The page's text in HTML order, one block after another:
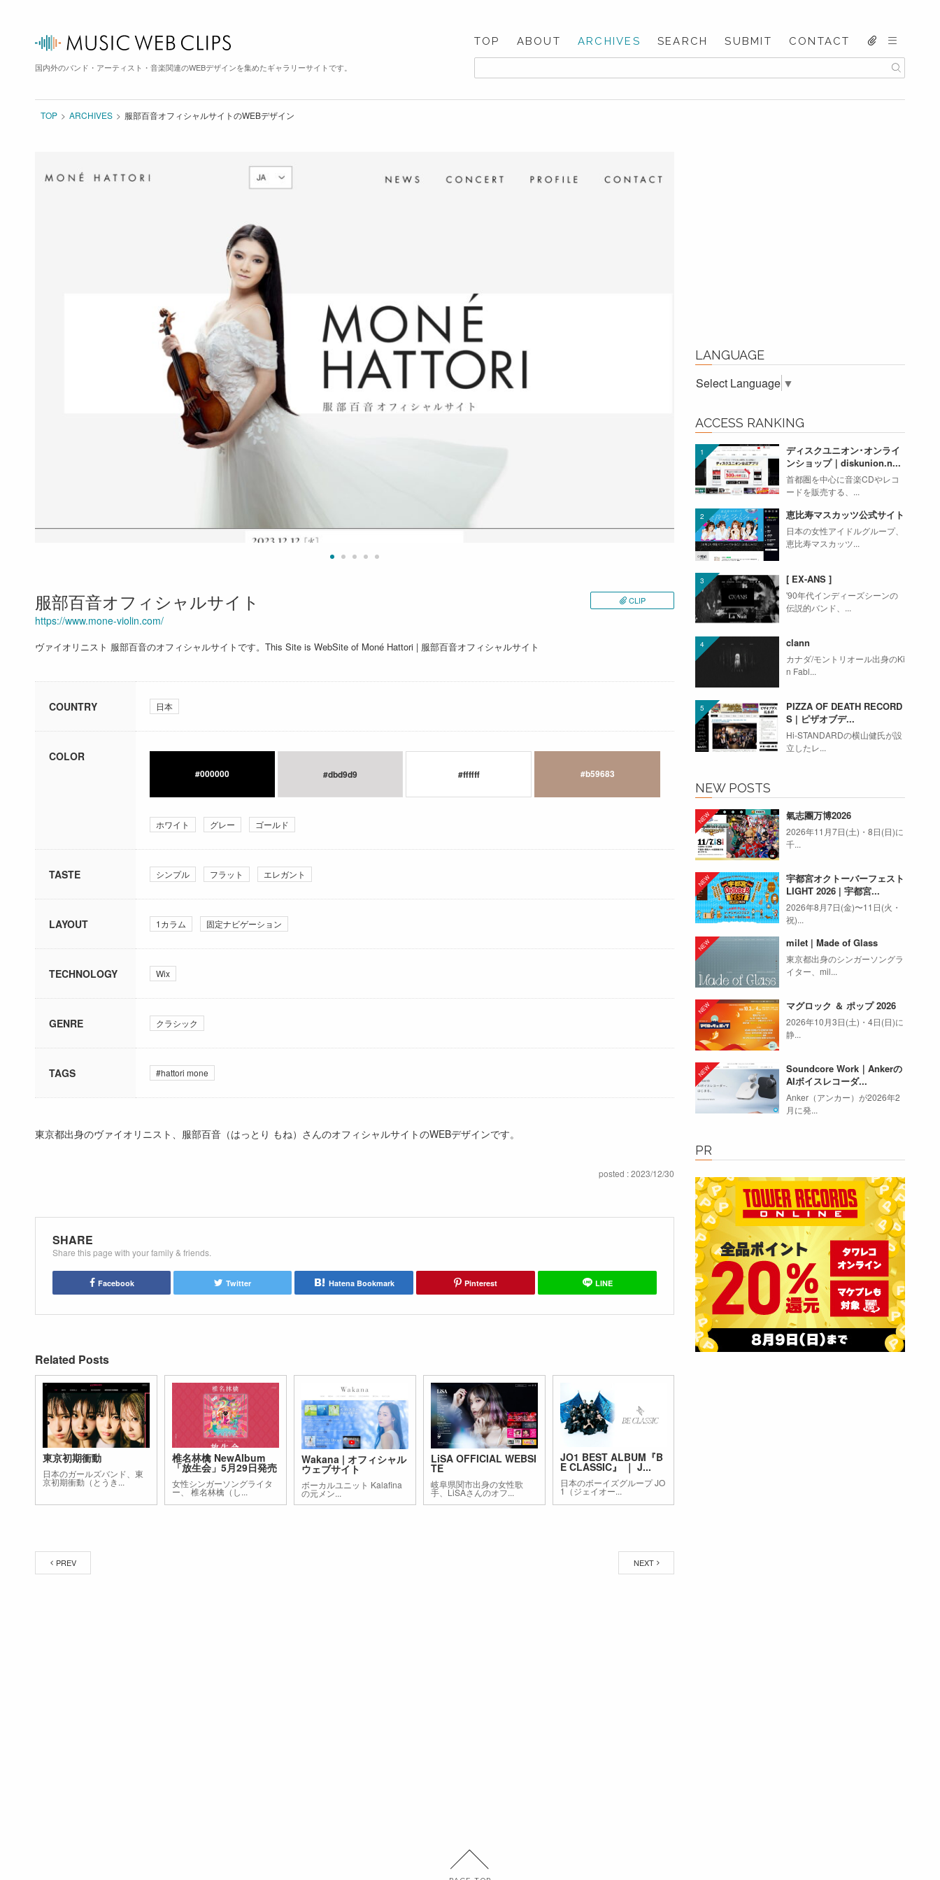
国内外のバンド・アーティスト・音楽関連のWEBデザインを集めたギャラリーサイトです。
TOP ABOUT ARCHIVES SEARCH SUBMIT CONTACT
TOP ARCHIVES 服部百音オフィシャルサイトのWEBデザイン
服部百音オフィシャルサイト
https://www.mone-violin.com/
ヴァイオリニスト 服部百音のオフィシャルサイトです。This Site is WebSite of Moné Hattori | 服部百音オフィシャルサイト
CLIP
COUNTRY 日本
COLOR
#000000 #dbd9d9 #ffffff #b59683
ホワイト グレー ゴールド
TASTE シンプル フラット エレガント
LAYOUT 1カラム 固定ナビゲーション
TECHNOLOGY Wix
GENRE クラシック
TAGS #hattori mone
東京都出身のヴァイオリニスト、服部百音（はっとり もね）さんのオフィシャルサイトのWEBデザインです。
posted : 2023/12/30
SHARE
Share this page with your family & friends.
Facebook Twitter Hatena Bookmark Pinterest LINE
Related Posts
東京初期衝動
日本のガールズバンド、東
京初期衝動（とうき...
椎名林檎 NewAlbum
「放生会」5月29日発売
女性シンガーソングライタ
ー、 椎名林檎（し...
Wakana | オフィシャル
ウェブサイト
ボーカルユニット Kalafina
の元メン...
LiSA OFFICIAL WEBSI
TE
岐阜県関市出身の女性歌
手、LiSAさんのオフ...
JO1 BEST ALBUM『B
E CLASSIC』 ｜ J...
日本のボーイズグループ JO
1（ジェイオー...
PREV NEXT
LANGUAGE
Select Language ▼
ACCESS RANKING
ディスクユニオン･オンライ
ンショップ｜diskunion.n...
首都圏を中心に音楽CDやレコ
ードを販売する、...
恵比寿マスカッツ公式サイト
日本の女性アイドルグループ、
恵比寿マスカッツ...
[ EX-ANS ]
'90年代インディーズシーンの
伝説的バンド、...
clann
カナダ/モントリオール出身のKi
n Fabl...
PIZZA OF DEATH RECORD
S | ピザオブデ...
Hi-STANDARDの横山健氏が設
立したレ...
NEW POSTS
氣志團万博2026
2026年11月7日(土)・8日(日)に
千...
宇都宮オクトーバーフェスト
LIGHT 2026 | 宇都宮...
2026年8月7日(金)〜11日(火・
祝)...
milet | Made of Glass
東京都出身のシンガーソングラ
イター、mil...
マグロック ＆ ポップ 2026
2026年10月3日(土)・4日(日)に
静...
Soundcore Work｜Ankerの
AIボイスレコーダ...
Anker（アンカー）が2026年2
月に発...
PR